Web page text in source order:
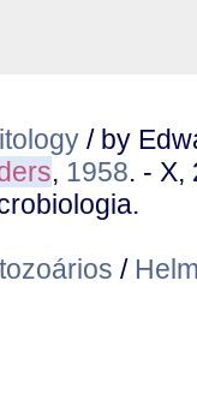
/ by
, 1958. - X,
/